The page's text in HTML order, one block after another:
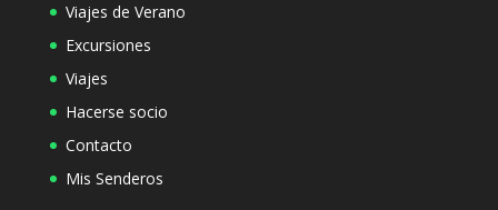
Viajes de Verano
Excursiones
Viajes
Hacerse socio
Contacto
Mis Senderos